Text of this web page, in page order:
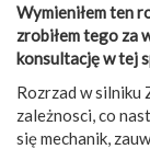
Wymieniłem ten
zrobiłem tego za
konsultację w tej
Rozrzad w
zależnosci, co
się mechanik,